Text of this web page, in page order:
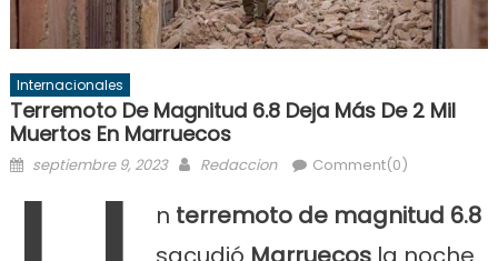
Internacionales
Terremoto De Magnitud 6.8 Deja Más De 2 Mil
Muertos En Marruecos
Posted
septiembre 9, 2023 Author
Redaccion Comment(0)
n terremoto de magnitud 6.8